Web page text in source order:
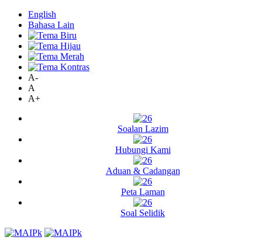
English
Bahasa Lain
A-
A
A+
Soalan Lazim
Hubungi Kami
Aduan & Cadangan
Peta Laman
Soal Selidik